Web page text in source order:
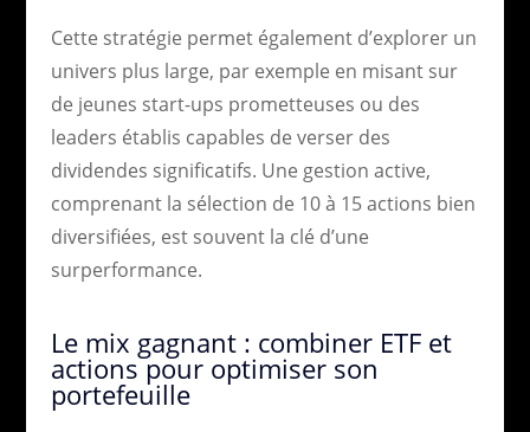
Cette stratégie permet également d’explorer un
univers plus large, par exemple en misant sur
de jeunes start-ups prometteuses ou des
leaders établis capables de verser des
dividendes significatifs. Une gestion active,
comprenant la sélection de 10 à 15 actions bien
diversifiées, est souvent la clé d’une
surperformance.
Le mix gagnant : combiner ETF et
actions pour optimiser son
portefeuille